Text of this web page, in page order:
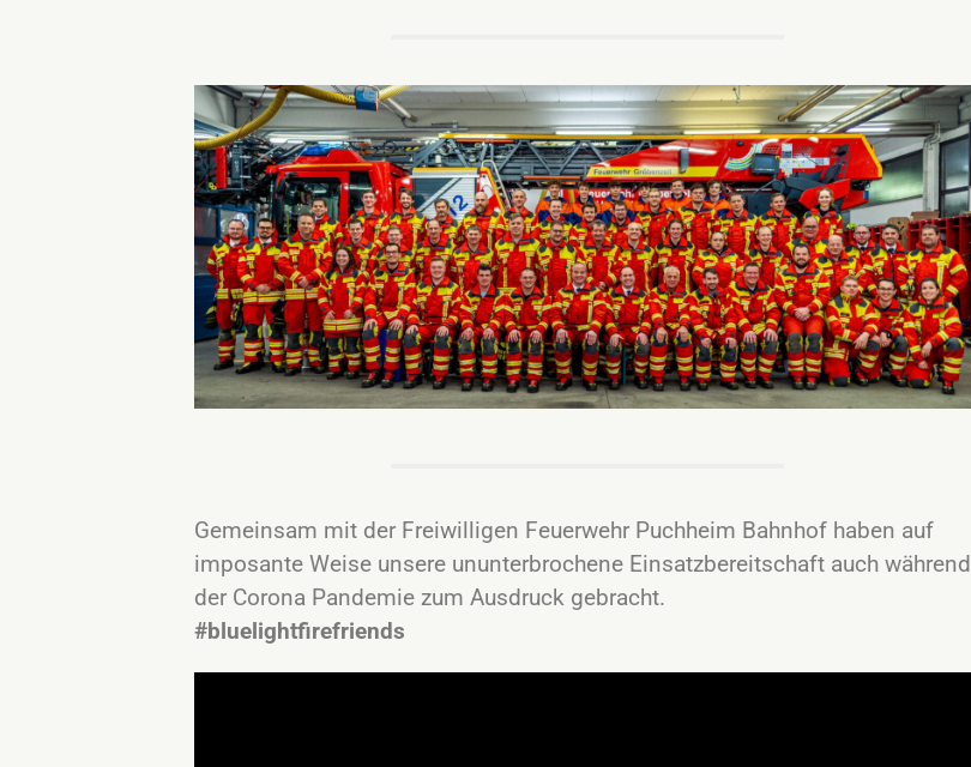
Gemeinsam mit der Freiwilligen Feuerwehr Puchheim Bahnhof haben auf
imposante Weise unsere ununterbrochene Einsatzbereitschaft auch während
der Corona Pandemie zum Ausdruck gebracht.
#bluelightfirefriends